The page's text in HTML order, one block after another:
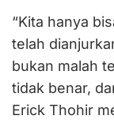
“Kita hanya
telah
bukan malah
tidak benar,
Erick Thohir